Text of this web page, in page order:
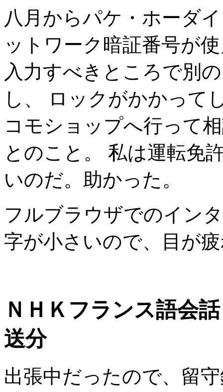
八月からパケ・ホーダ
ットワーク暗証番号が
入力すべきところで別
し、 ロックがかかって
コモショップへ行って
とのこと。 私は運転免
いのだ。助かった。
フルブラウザでのイン
字が小さいので、目が
ＮＨＫフランス語会
送分
出張中だったので、留